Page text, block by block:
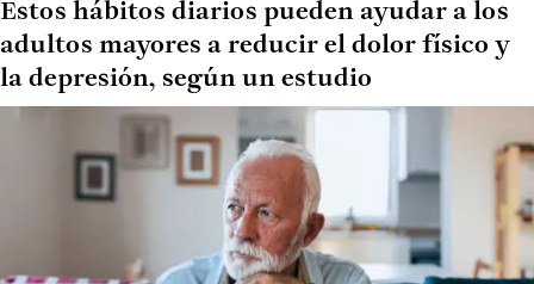
Estos hábitos diarios pueden ayudar a los
adultos mayores a reducir el dolor físico y
la depresión, según un estudio